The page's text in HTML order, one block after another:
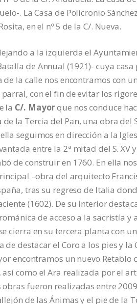
. La Casa de Policronio
en el nº 5 de la C/. Nueva.
a la izquierda el
de Annual (1921)- cuya
la calle nos encontramos con
con el fin de evitar los
la C/. Mayorque nos conduce
de la Tercia del Pan, una obra
seguimos en dirección a la
entre la 2ª mitad del S.
de construir en 1760. En ella
–obra del arquitecto
tras su regreso de Italia
(1602). De su interior
de acceso a la sacristía
cierra en su tercera planta con
de destacar el Coro a los pies y
encontramos un nuevo
así como el Ara realizada por el
fueron realizadas entre
de las Ánimas y el pie de la